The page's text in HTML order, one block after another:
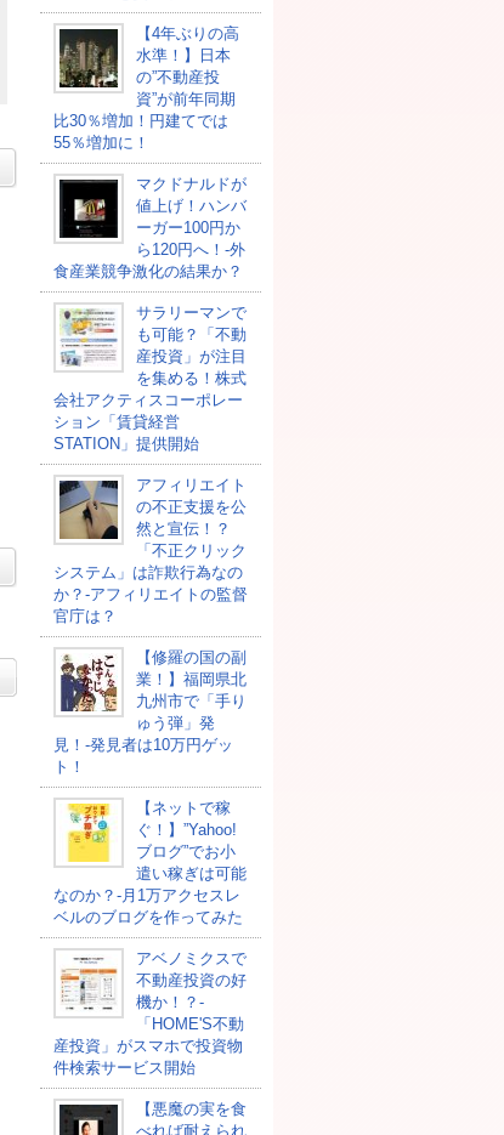
【4年ぶりの高
水準！】日本
の”不動産投
資”が前年同期
比30％増加！円建てでは
55％増加に！
マクドナルドが
値上げ！ハンバ
ーガー100円か
ら120円へ！-外
食産業競争激化の結果か？
サラリーマンで
も可能？「不動
産投資」が注目
を集める！株式
会社アクティスコーポレー
ション「賃貸経営
STATION」提供開始
アフィリエイト
の不正支援を公
然と宣伝！？
「不正クリック
システム」は詐欺行為なの
か？-アフィリエイトの監督
官庁は？
【修羅の国の副
業！】福岡県北
九州市で「手り
ゅう弾」発
見！-発見者は10万円ゲッ
ト！
【ネットで稼
ぐ！】”Yahoo!
ブログ”でお小
遣い稼ぎは可能
なのか？-月1万アクセスレ
ベルのブログを作ってみた
アベノミクスで
不動産投資の好
機か！？-
「HOME'S不動
産投資」がスマホで投資物
件検索サービス開始
【悪魔の実を食
べれば耐えられ